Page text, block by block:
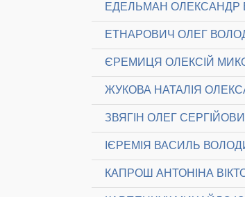
ЕДЕЛЬМАН
ЕТНАРОВИЧ ОЛЕГ
ЄРЕМИЦЯ ОЛЕКСІЙ
ЖУКОВА НАТАЛІЯ
ЗВЯГІН ОЛЕГ
ІЄРЕМІЯ ВАСИЛЬ
КАПРОШ АНТОНІНА